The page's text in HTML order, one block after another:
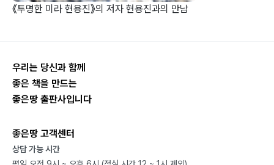
《투명한 미라 현용진》의 저자 현용진과의 만남
우리는 당신과 함께
좋은 책을 만드는
좋은땅 출판사입니다
좋은땅 고객센터
상담 가능 시간